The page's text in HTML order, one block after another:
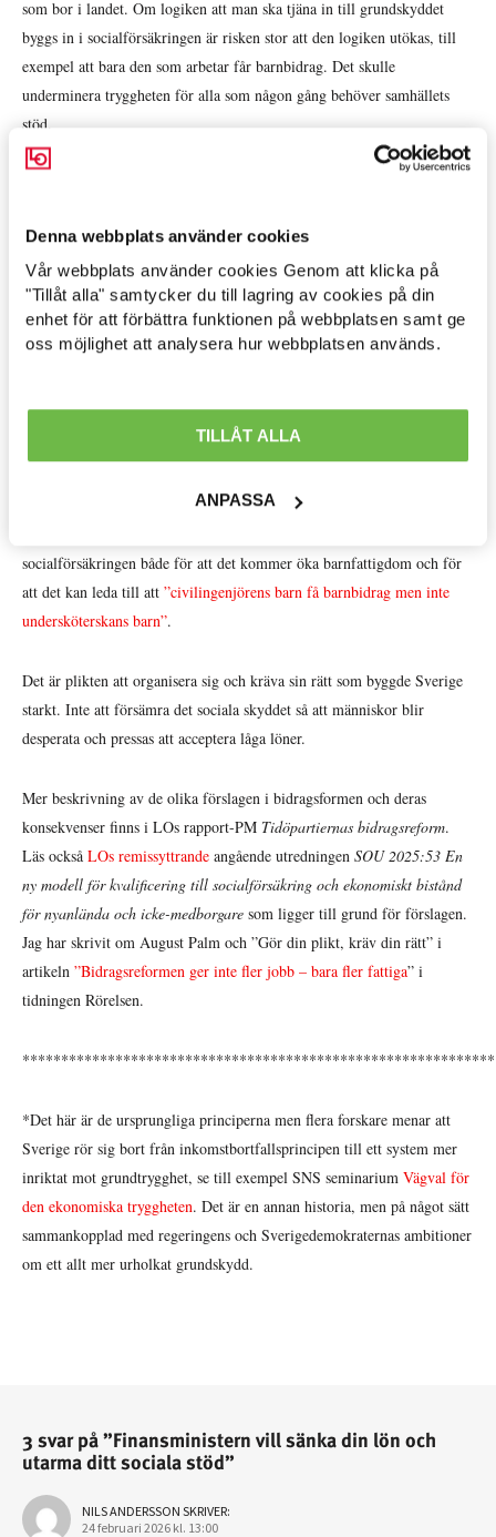
Denna webbplats använder cookies
Vår webbplats använder cookies Genom att klicka på
"Tillåt alla" samtycker du till lagring av cookies på din
enhet för att förbättra funktionen på webbplatsen samt ge
oss möjlighet att analysera hur webbplatsen används.
TILLÅT ALLA
ANPASSA
Arbetsmarknad »
Avtal löner & arbetsrätt »
Internationellt »
Välfärd »
som bor i landet. Om logiken att man ska tjäna in till grundskyddet
byggs in i socialförsäkringen är risken stor att den logiken utökas, till
exempel att bara den som arbetar får barnbidrag. Det skulle
underminera tryggheten för alla som någon gång behöver samhällets
stöd.
barnbidrag?
Nej, knappast enligt den socialdemokratiske agitatorn August Palm,
som tillskrivs uttrycket. I talet”Hvad vil Sosial-Demokraterna?”
(1881), talade han om plikten att ”sluta eder samman” och kämpa för
socialpolitiskt skydd mot risker som arbetstagare utsätts för i en
kapitalistisk ekonomi som arbetslöshet, arbetsskador och fattigdom.
Inte heller för socialdemokraternas socialförsäkringspolitiska
socialförsäkringen både för att det kommer öka barnfattigdom och för
att det kan leda till att ”civilingenjörens barn få barnbidrag men inte
undersköterskans barn”.
Det är plikten att organisera sig och kräva sin rätt som byggde Sverige
starkt. Inte att försämra det sociala skyddet så att människor blir
desperata och pressas att acceptera låga löner.
Mer beskrivning av de olika förslagen i bidragsformen och deras
konsekvenser finns i LOs rapport-PM Tidöpartiernas bidragsreform.
Läs också LOs remissyttrande angående utredningen SOU 2025:53 En
ny modell för kvalificering till socialförsäkring och ekonomiskt bistånd
för nyanlända och icke-medborgare som ligger till grund för förslagen.
Jag har skrivit om August Palm och ”Gör din plikt, kräv din rätt” i
artikeln ”Bidragsreformen ger inte fler jobb – bara fler fattiga” i
tidningen Rörelsen.
*Det här är de ursprungliga principerna men flera forskare menar att
Sverige rör sig bort från inkomstbortfallsprincipen till ett system mer
inriktat mot grundtrygghet, se till exempel SNS seminarium Vägval för
den ekonomiska tryggheten. Det är en annan historia, men på något sätt
sammankopplad med regeringens och Sverigedemokraternas ambitioner
om ett allt mer urholkat grundskydd.
3 svar på ”Finansministern vill sänka din lön och
utarma ditt sociala stöd”
NILS ANDERSSON SKRIVER:
24 februari 2026 kl. 13:00